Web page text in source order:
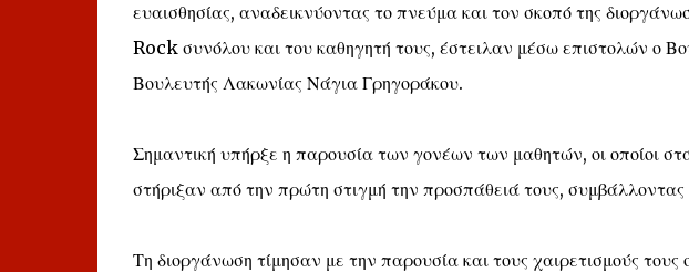
ευαισθησίας, αναδεικνύοντας το πνεύμα και τον σκοπό της
Rock συνόλου και του καθηγητή τους, έστειλαν μέσω επιστολών ο
Βουλευτής Λακωνίας Νάγια Γρηγοράκου.
Σημαντική υπήρξε η παρουσία των γονέων των μαθητών, οι οποίοι
στήριξαν από την πρώτη στιγμή την προσπάθειά τους, συμβάλλοντας
Τη διοργάνωση τίμησαν με την παρουσία και τους χαιρετισμούς